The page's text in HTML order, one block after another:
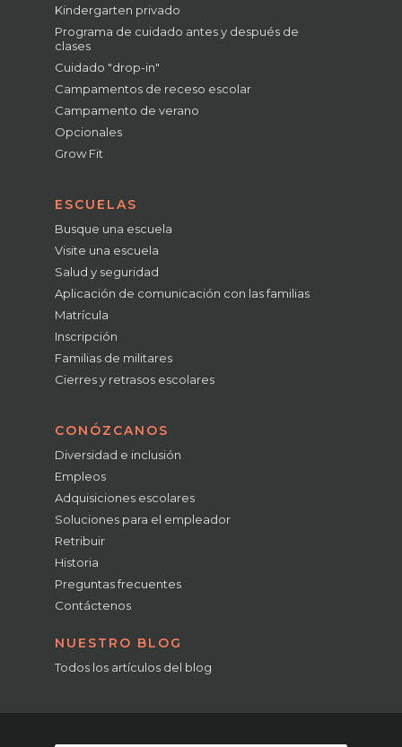
Kindergarten privado
Programa de cuidado antes y después de
clases
Cuidado "drop-in"
Campamentos de receso escolar
Campamento de verano
Opcionales
Grow Fit
ESCUELAS
Busque una escuela
Visite una escuela
Salud y seguridad
Aplicación de comunicación con las familias
Matrícula
Inscripción
Familias de militares
Cierres y retrasos escolares
CONÓZCANOS
Diversidad e inclusión
Empleos
Adquisiciones escolares
Soluciones para el empleador
Retribuir
Historia
Preguntas frecuentes
Contáctenos
NUESTRO BLOG
Todos los artículos del blog